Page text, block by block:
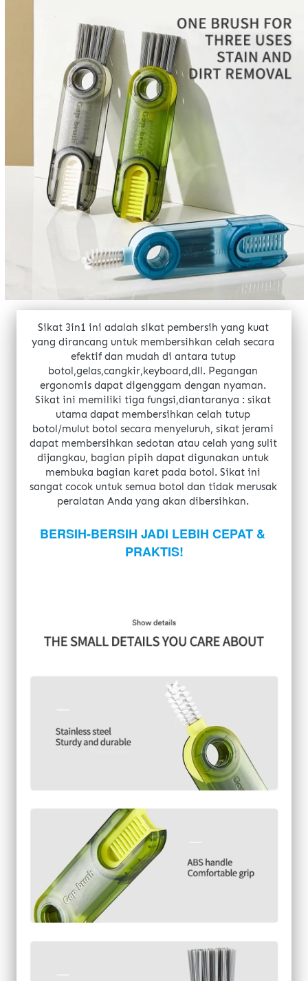
Sikat 3in1 ini adalah sikat pembersih yang kuat
yang dirancang untuk membersihkan celah secara
efektif dan mudah di antara tutup
botol,gelas,cangkir,keyboard,dll. Pegangan
ergonomis dapat digenggam dengan nyaman.
Sikat ini memiliki tiga fungsi,diantaranya : sikat
utama dapat membersihkan celah tutup
botol/mulut botol secara menyeluruh, sikat jerami
dapat membersihkan sedotan atau celah yang sulit
dijangkau, bagian pipih dapat digunakan untuk
membuka bagian karet pada botol. Sikat ini
sangat cocok untuk semua botol dan tidak merusak
peralatan Anda yang akan dibersihkan.
BERSIH-BERSIH JADI LEBIH CEPAT &
PRAKTIS!